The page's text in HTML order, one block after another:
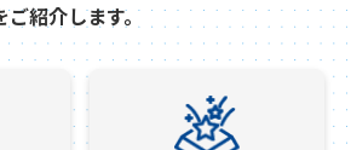
紹介します。